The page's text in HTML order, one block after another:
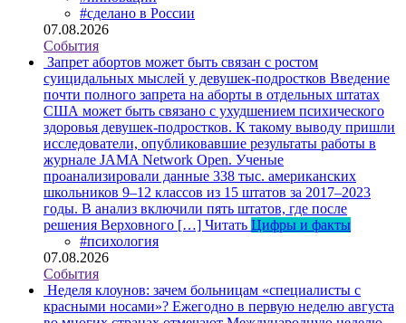
#сделано в России
07.08.2026
События
Запрет абортов может быть связан с ростом
суицидальных мыслей у девушек-подростков Введение
почти полного запрета на аборты в отдельных штатах
США может быть связано с ухудшением психического
здоровья девушек-подростков. К такому выводу пришли
исследователи, опубликовавшие результаты работы в
журнале JAMA Network Open. Ученые
проанализировали данные 338 тыс. американских
школьников 9–12 классов из 15 штатов за 2017–2023
годы. В анализ включили пять штатов, где после
решения Верховного […] Читать Цифры и факты
#психология
07.08.2026
События
Неделя клоунов: зачем больницам «специалисты с
красными носами»? Ежегодно в первую неделю августа